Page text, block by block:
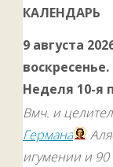
КАЛЕНДАРЬ
9 августа
воскресенье.
Неделя 10-я
Вмч. и
Германа
игумении и 90